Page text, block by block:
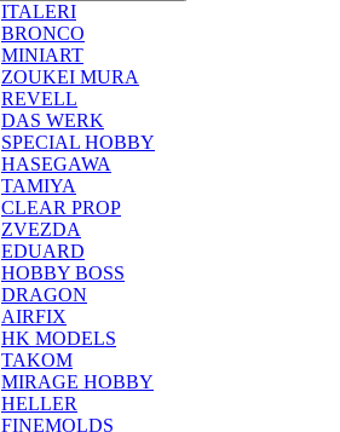
ITALERI
BRONCO
MINIART
ZOUKEI MURA
REVELL
DAS WERK
SPECIAL HOBBY
HASEGAWA
TAMIYA
CLEAR PROP
ZVEZDA
EDUARD
HOBBY BOSS
DRAGON
AIRFIX
HK MODELS
TAKOM
MIRAGE HOBBY
HELLER
FINEMOLDS